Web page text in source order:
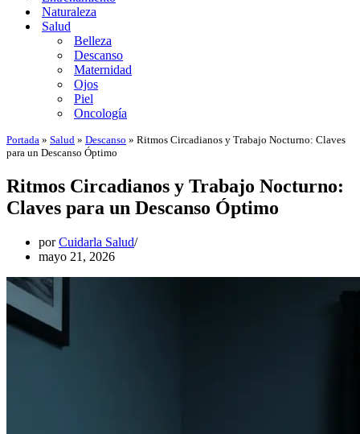
Naturaleza
Salud
Belleza
Descanso
Maternidad
Ojos
Piel
Oncología
Portada » Salud » Descanso » Ritmos Circadianos y Trabajo Nocturno: Claves
para un Descanso Óptimo
Ritmos Circadianos y Trabajo Nocturno:
Claves para un Descanso Óptimo
porCuidarla Salud
mayo 21, 2026